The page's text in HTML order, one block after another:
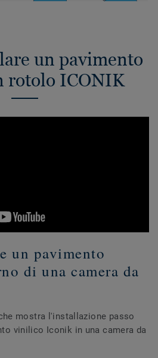
un pavimento
rotolo ICONIK
un pavimento
di una camera da
mostra l'installazione passo
vinilico Iconik in una camera da